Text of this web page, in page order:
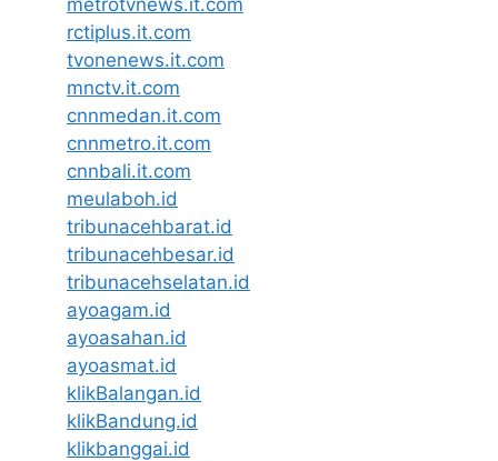
rctiplus.it.com
tvonenews.it.com
mnctv.it.com
cnnmedan.it.com
cnnmetro.it.com
cnnbali.it.com
meulaboh.id
tribunacehbarat.id
tribunacehbesar.id
tribunacehselatan.id
ayoagam.id
ayoasahan.id
ayoasmat.id
klikBalangan.id
klikBandung.id
klikbanggai.id